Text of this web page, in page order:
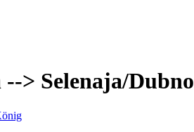
> Selenaja/Dubno